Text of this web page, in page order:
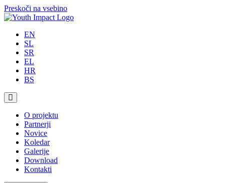
Preskoči na vsebino
EN
SL
SR
EL
HR
BS
O projektu
Partnerji
Novice
Koledar
Galerije
Download
Kontakti